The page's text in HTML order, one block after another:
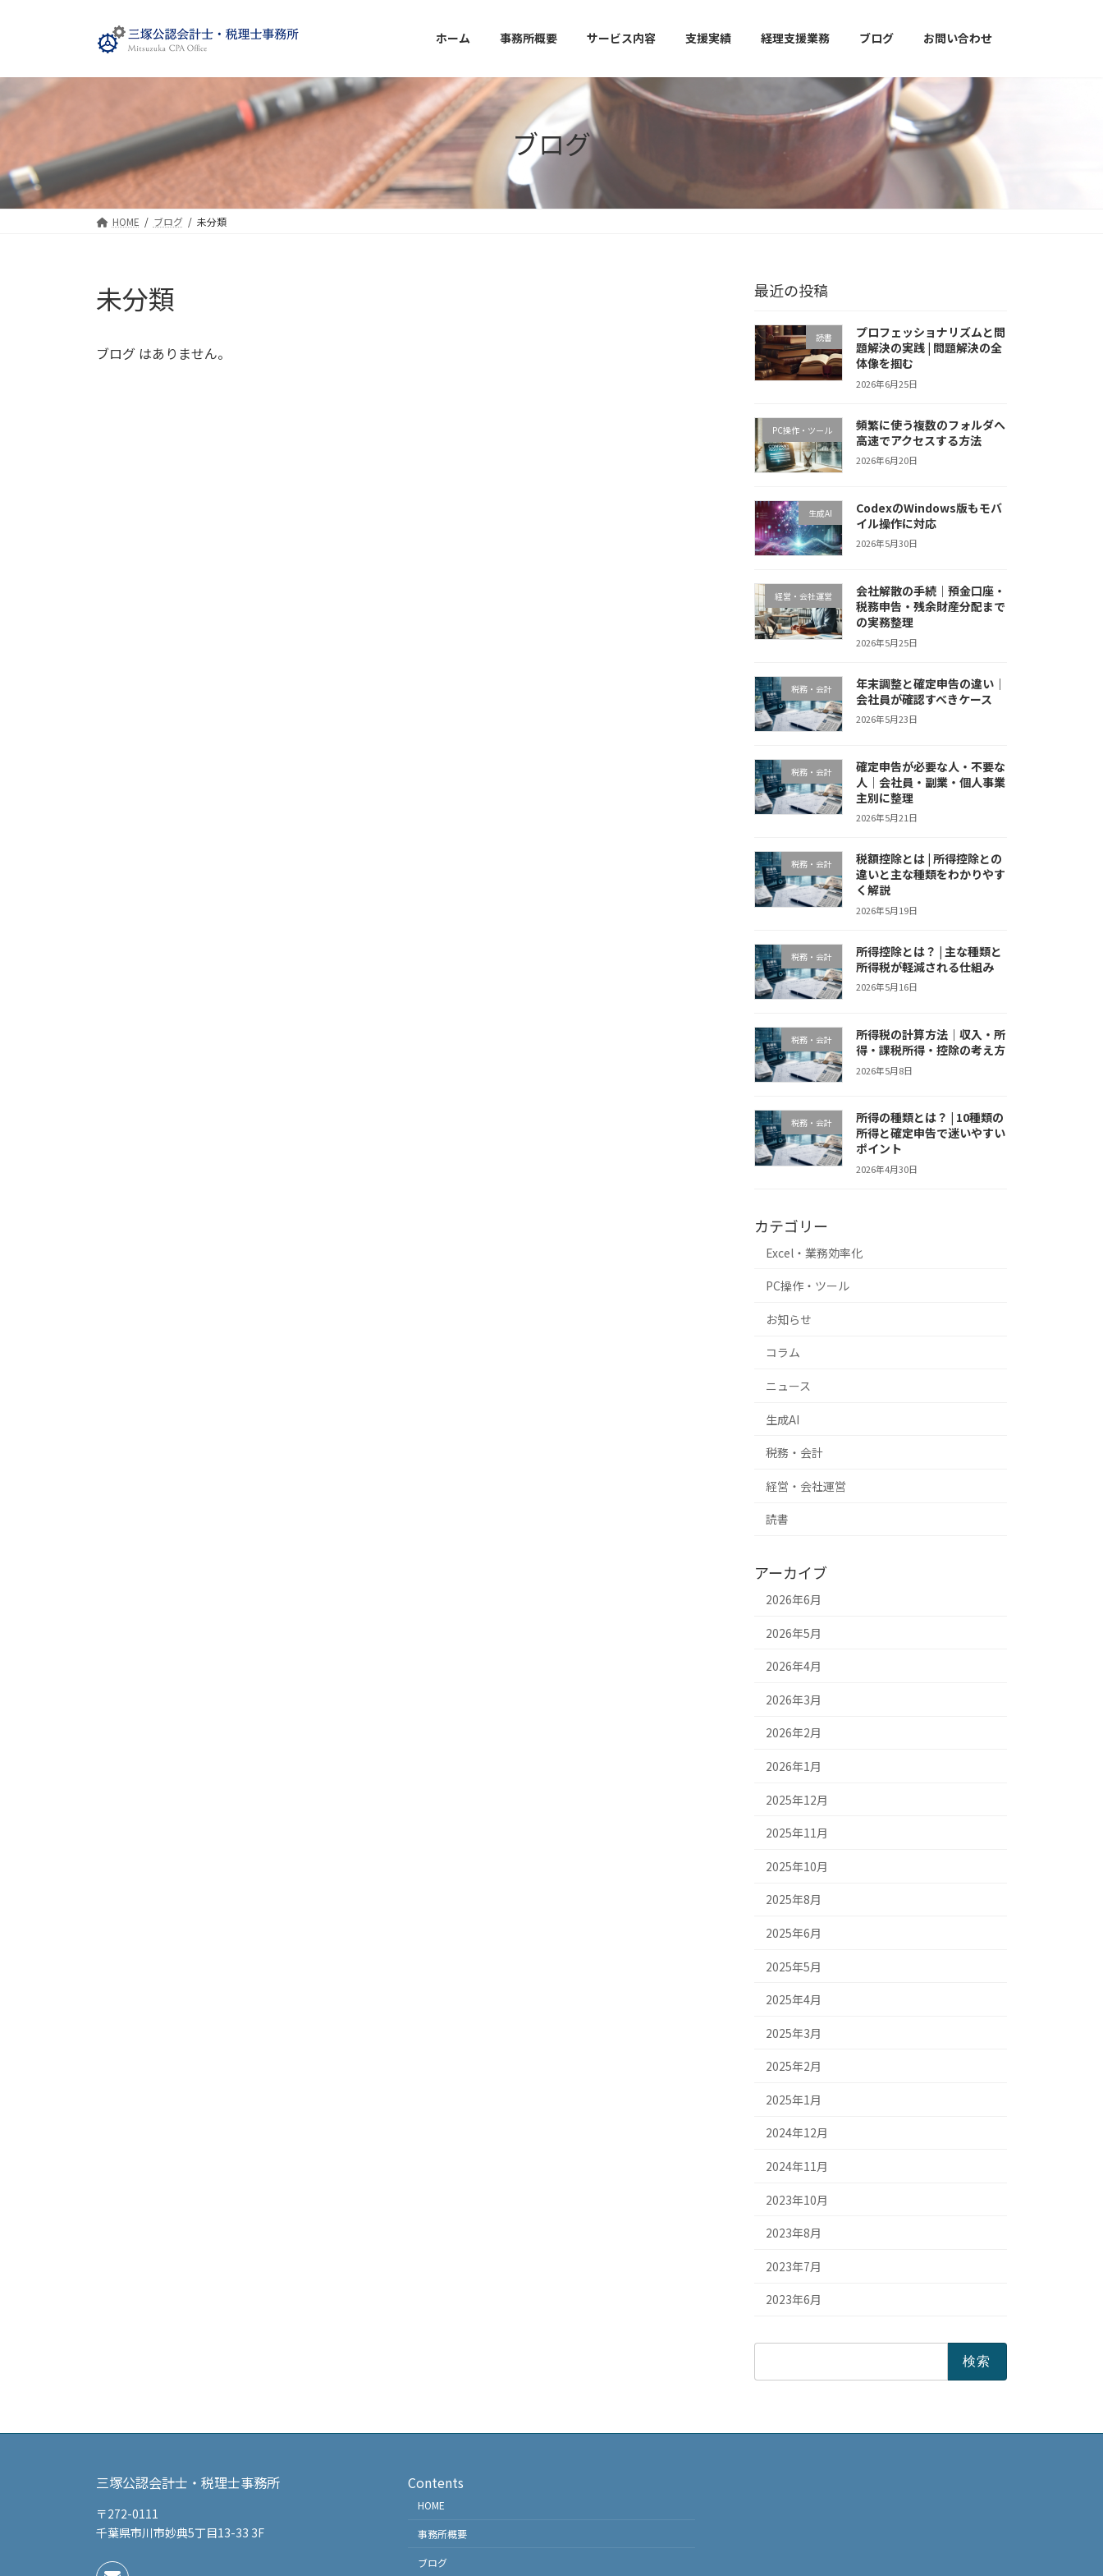
へ
ッ
プ
ョ
移
動
ホーム 事務所概要 サービス内容 支援実績 経理支援業務 ブログ お問い合わせ
ブログ
HOME ブログ 未分類
未分類
ブログ はありません。
最近の投稿
読書
プロフェッショナリズムと問
題解決の実践 | 問題解決の全
体像を掴む
2026年6月25日
PC操作・ツール
頻繁に使う複数のフォルダへ
高速でアクセスする方法
2026年6月20日
生成AI
CodexのWindows版もモバ
イル操作に対応
2026年5月30日
経営・会社運営
会社解散の手続｜預金口座・
税務申告・残余財産分配まで
の実務整理
2026年5月25日
税務・会計
年末調整と確定申告の違い｜
会社員が確認すべきケース
2026年5月23日
税務・会計
確定申告が必要な人・不要な
人｜会社員・副業・個人事業
主別に整理
2026年5月21日
税務・会計
税額控除とは | 所得控除との
違いと主な種類をわかりやす
く解説
2026年5月19日
税務・会計
所得控除とは？ | 主な種類と
所得税が軽減される仕組み
2026年5月16日
税務・会計
所得税の計算方法｜収入・所
得・課税所得・控除の考え方
2026年5月8日
税務・会計
所得の種類とは？ | 10種類の
所得と確定申告で迷いやすい
ポイント
2026年4月30日
カテゴリー
Excel・業務効率化
PC操作・ツール
お知らせ
コラム
ニュース
生成AI
税務・会計
経営・会社運営
読書
アーカイブ
2026年6月
2026年5月
2026年4月
2026年3月
2026年2月
2026年1月
2025年12月
2025年11月
2025年10月
2025年8月
2025年6月
2025年5月
2025年4月
2025年3月
2025年2月
2025年1月
2024年12月
2024年11月
2023年10月
2023年8月
2023年7月
2023年6月
三塚公認会計士・税理士事務所
〒272-0111
千葉県市川市妙典5丁目13-33 3F
Contents
HOME
事務所概要
ブログ